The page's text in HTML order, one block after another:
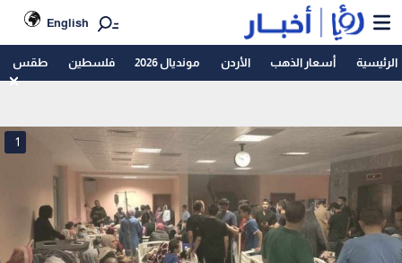
English
الرئيسية أسعار الذهب الأردن مونديال 2026 فلسطين طقس
1